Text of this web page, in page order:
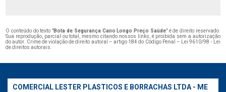
O conteúdo do texto "Bota de Segurança Cano Longo Preço Saúde" é de direito reservado.
Sua reprodução, parcial ou total, mesmo citando nossos links, é proibida sem a autorização
do autor. Crime de violação de direito autoral – artigo 184 do Código Penal –
Lei 9610/98 - Lei
de direitos autorais
COMERCIAL LESTER PLASTICOS E BORRACHAS LTDA - ME